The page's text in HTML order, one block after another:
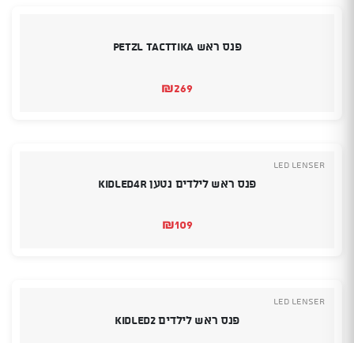
פנס ראש PETZL TACTTIKA
₪269
Led Lenser
פנס ראש לילדים נטען KIDLED4R
₪109
Led Lenser
פנס ראש לילדים KIDLED2